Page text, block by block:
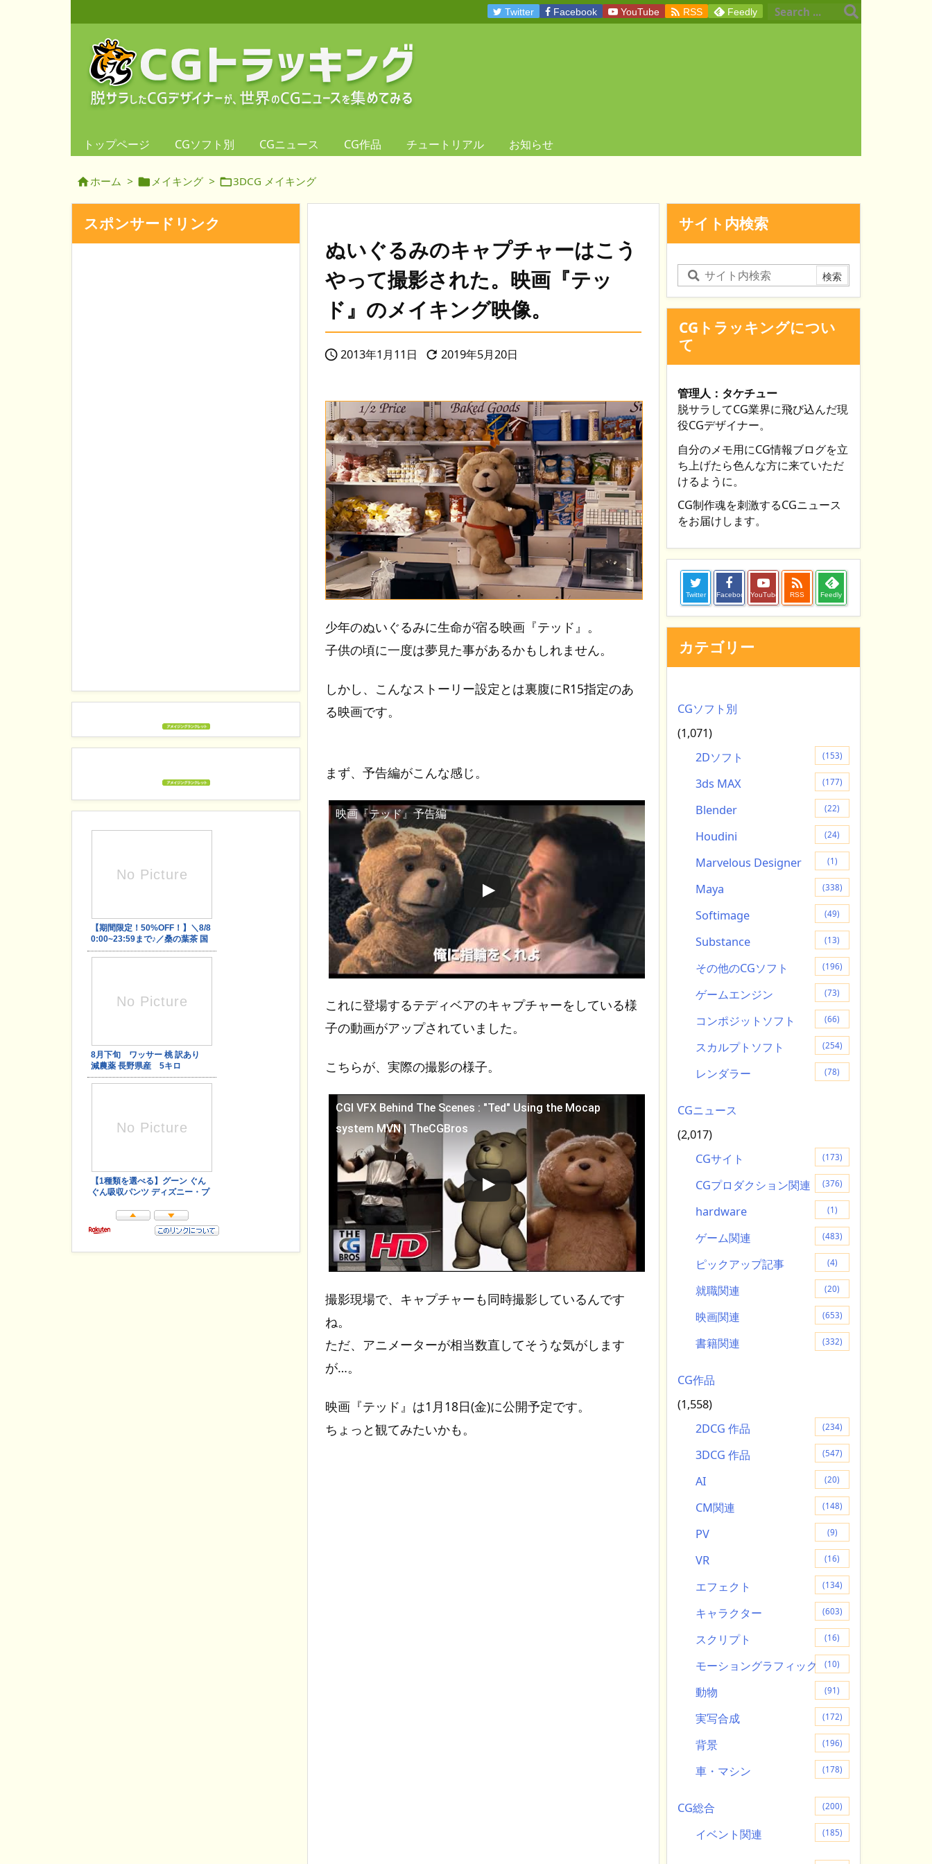
トップページ CGソフト別 CGニュース CG作品 チュートリアル お知らせ
Twitter Facebook YouTube  RSS Feedly
ホーム >  メイキング > 3DCG メイキング
ぬいぐるみのキャプチャーはこう
やって撮影された。映画『テッ
ド』のメイキング映像。
2013年1月11日  2019年5月20日
少年のぬいぐるみに生命が宿る映画『テッド』。
子供の頃に一度は夢見た事があるかもしれません。
しかし、こんなストーリー設定とは裏腹にR15指定のあ
る映画です。
まず、予告編がこんな感じ。
映画『テッド』予告編
この動画を YouTube で視聴
これに登場するテディベアのキャプチャーをしている様
子の動画がアップされていました。
こちらが、実際の撮影の様子。
CGI VFX Behind The Scenes : "Ted" Using the Mocap
system MVN | TheCGBros
この動画を YouTube で視聴
撮影現場で、キャプチャーも同時撮影しているんです
ね。
ただ、アニメーターが相当数直してそうな気がします
が…。
映画『テッド』は1月18日(金)に公開予定です。
ちょっと観てみたいかも。
スポンサードリンク サイト内検索
CGトラッキングについ
て
管理人：タケチュー
脱サラしてCG業界に飛び込んだ現
役CGデザイナー。
自分のメモ用にCG情報ブログを立
ち上げたら色んな方に来ていただ
けるように。
CG制作魂を刺激するCGニュース
をお届けします。
Twitter Facebook YouTube

RSS Feedly
カテゴリー
CGソフト別
(1,071)
2Dソフト
(153)
3ds MAX (177)
Blender (22)
Houdini (24)
Marvelous Designer (1)
Maya (338)
Softimage (49)
Substance (13)
その他のCGソフト (196)
ゲームエンジン (73)
コンポジットソフト (66)
スカルプトソフト (254)
レンダラー (78)
CGニュース
(2,017)
CGサイト
(173)
CGプロダクション関連 (376)
hardware (1)
ゲーム関連 (483)
ピックアップ記事 (4)
就職関連 (20)
映画関連 (653)
書籍関連 (332)
CG作品
(1,558)
2DCG 作品
(234)
3DCG 作品 (547)
AI (20)
CM関連 (148)
PV (9)
VR (16)
エフェクト (134)
キャラクター (603)
スクリプト (16)
モーショングラフィック (10)
動物 (91)
実写合成 (172)
背景 (196)
車・マシン (178)
CG総合 (200)
イベント関連 (185)